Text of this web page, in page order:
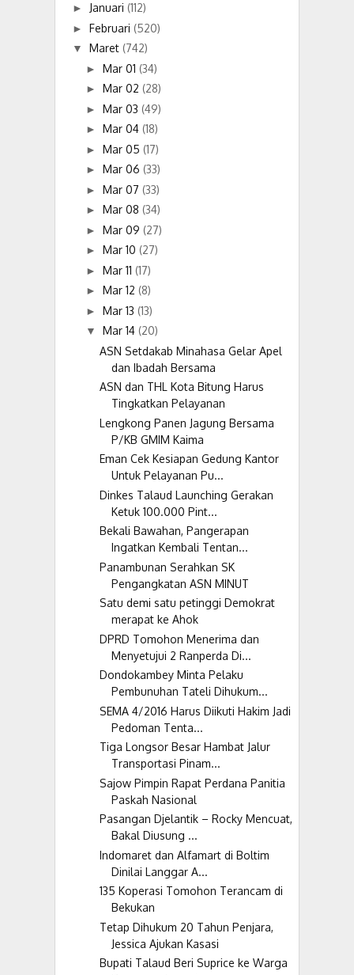
► Januari (112)
► Februari (520)
▼ Maret (742)
► Mar 01 (34)
► Mar 02 (28)
► Mar 03 (49)
► Mar 04 (18)
► Mar 05 (17)
► Mar 06 (33)
► Mar 07 (33)
► Mar 08 (34)
► Mar 09 (27)
► Mar 10 (27)
► Mar 11 (17)
► Mar 12 (8)
► Mar 13 (13)
▼ Mar 14 (20)
ASN Setdakab Minahasa Gelar Apel
dan Ibadah Bersama
ASN dan THL Kota Bitung Harus
Tingkatkan Pelayanan
Lengkong Panen Jagung Bersama
P/KB GMIM Kaima
Eman Cek Kesiapan Gedung Kantor
Untuk Pelayanan Pu...
Dinkes Talaud Launching Gerakan
Ketuk 100.000 Pint...
Bekali Bawahan, Pangerapan
Ingatkan Kembali Tentan...
Panambunan Serahkan SK
Pengangkatan ASN MINUT
Satu demi satu petinggi Demokrat
merapat ke Ahok
DPRD Tomohon Menerima dan
Menyetujui 2 Ranperda Di...
Dondokambey Minta Pelaku
Pembunuhan Tateli Dihukum...
SEMA 4/2016 Harus Diikuti Hakim Jadi
Pedoman Tenta...
Tiga Longsor Besar Hambat Jalur
Transportasi Pinam...
Sajow Pimpin Rapat Perdana Panitia
Paskah Nasional
Pasangan Djelantik – Rocky Mencuat,
Bakal Diusung ...
Indomaret dan Alfamart di Boltim
Dinilai Langgar A...
135 Koperasi Tomohon Terancam di
Bekukan
Tetap Dihukum 20 Tahun Penjara,
Jessica Ajukan Kasasi
Bupati Talaud Beri Suprice ke Warga